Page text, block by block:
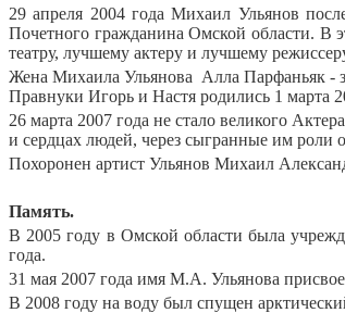
29 апреля 2004 года Михаил Ульянов
Почетного гражданина Омской области. В
театру, лучшему актеру и лучшему
Жена Михаила Ульянова Алла Парфаньяк -
Правнуки Игорь и Настя родились 1 марта
26 марта 2007 года не стало великого
и сердцах людей, через сыгранные им роли
Похоронен артист Ульянов Михаил
Память.
В 2005 году в Омской области была
года.
31 мая 2007 года имя М.А. Ульянова
В 2008 году на воду был спущен